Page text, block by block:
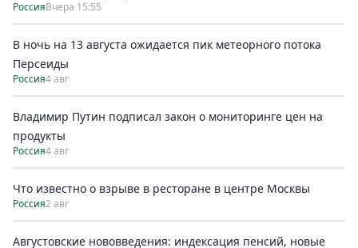
РоссияВчера 15:55
В ночь на 13 августа ожидается пик метеорного потока
Персеиды
Россия4 авг
Владимир Путин подписал закон о мониторинге цен на
продукты
Россия4 авг
Что известно о взрыве в ресторане в центре Москвы
Россия2 авг
Августовские нововведения: индексация пенсий, новые